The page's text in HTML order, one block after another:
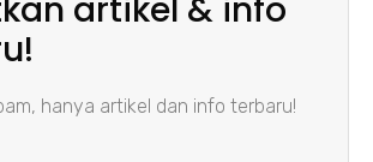
artikel & info
hanya artikel dan info terbaru!